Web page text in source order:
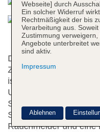
Das Hotel mit einem
Zimmer. Das
ist gerne bei allen
Unterschiedliche
Serviceleistungen –
Safe, ein
Rauchmelder und
Webseite] durch
Ein solcher Widerruf
Rechtmäßigkeit der bis
Verarbeitung aus.
Zustimmung
Angebote unterbreitet
sind aktiv.
Impressum
Ablehnen